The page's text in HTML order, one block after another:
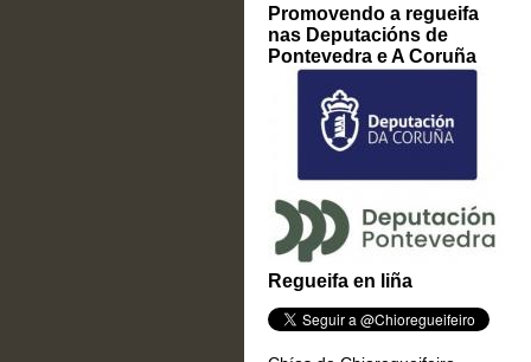
Promovendo a regueifa
nas Deputacións de
Pontevedra e A Coruña
Regueifa en liña